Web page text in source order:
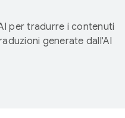
per tradurre i contenuti
generate dall'AI